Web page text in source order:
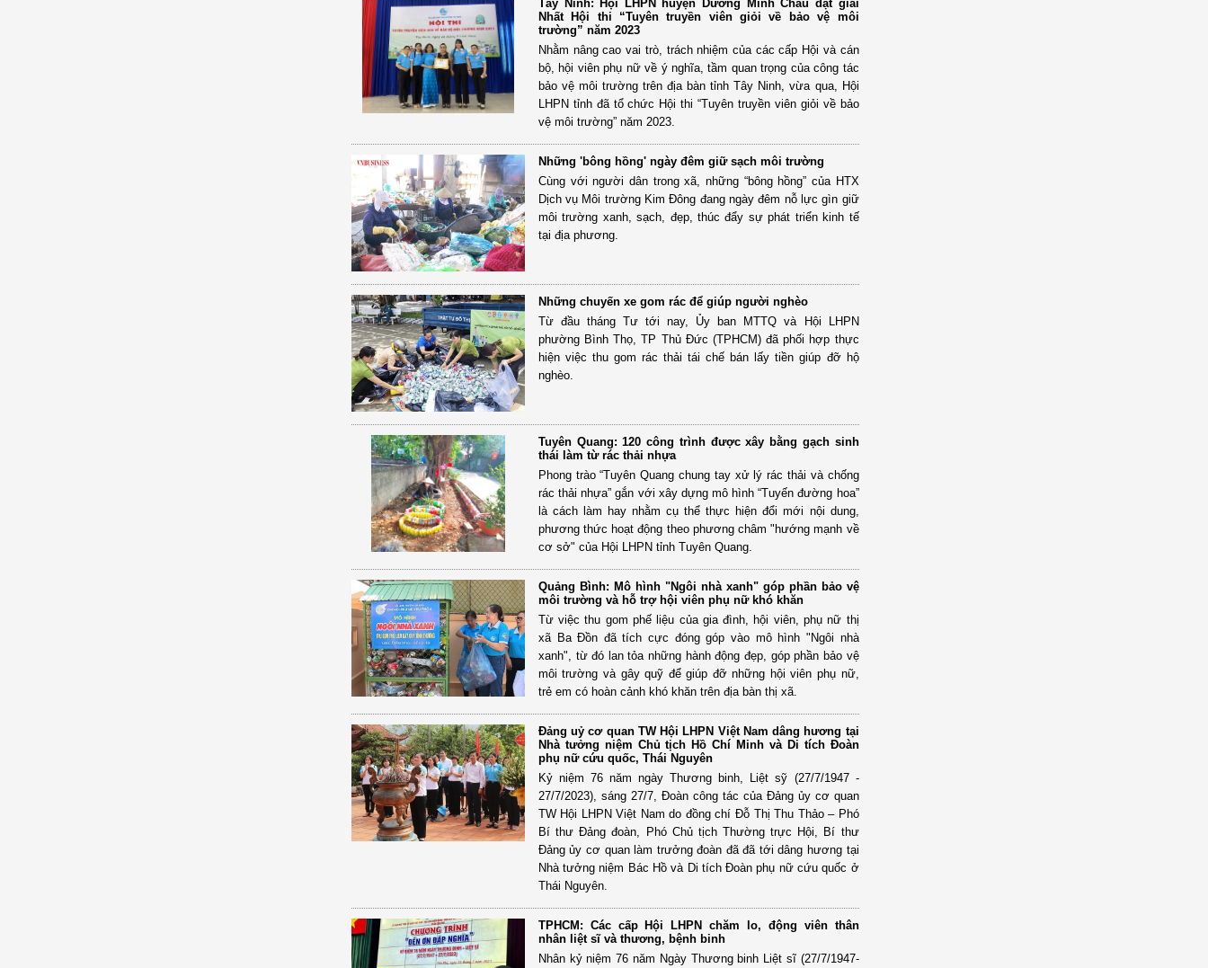
Tây Ninh: Hội LHPN huyện Dương Minh Châu đạt giải
Nhất Hội thi “Tuyên truyền viên giỏi về bảo vệ môi
trường” năm 2023
Nhằm nâng cao vai trò, trách nhiệm của các cấp Hội và cán
bộ, hội viên phụ nữ về ý nghĩa, tầm quan trọng của công tác
bảo vệ môi trường trên địa bàn tỉnh Tây Ninh, vừa qua, Hội
LHPN tỉnh đã tổ chức Hội thi “Tuyên truyền viên giỏi về bảo
vệ môi trường” năm 2023.
Những 'bông hồng' ngày đêm giữ sạch môi trường
Cùng với người dân trong xã, những “bông hồng” của HTX
Dịch vụ Môi trường Kim Đông đang ngày đêm nỗ lực gìn giữ
môi trường xanh, sạch, đẹp, thúc đẩy sự phát triển kinh tế
tại địa phương.
Những chuyến xe gom rác để giúp người nghèo
Từ đầu tháng Tư tới nay, Ủy ban MTTQ và Hội LHPN
phường Bình Thọ, TP Thủ Đức (TPHCM) đã phối hợp thực
hiện việc thu gom rác thải tái chế bán lấy tiền giúp đỡ hộ
nghèo.
Tuyên Quang: 120 công trình được xây bằng gạch sinh
thái làm từ rác thải nhựa
Phong trào “Tuyên Quang chung tay xử lý rác thải và chống
rác thải nhựa” gắn với xây dựng mô hình “Tuyến đường hoa”
là cách làm hay nhằm cụ thể thực hiện đổi mới nội dung,
phương thức hoạt động theo phương châm "hướng mạnh về
cơ sở" của Hội LHPN tỉnh Tuyên Quang.
Quảng Bình: Mô hình "Ngôi nhà xanh" góp phần bảo vệ
môi trường và hỗ trợ hội viên phụ nữ khó khăn
Từ việc thu gom phế liệu của gia đình, hội viên, phụ nữ thị
xã Ba Đồn đã tích cực đóng góp vào mô hình "Ngôi nhà
xanh", từ đó lan tỏa những hành động đẹp, góp phần bảo vệ
môi trường và gây quỹ để giúp đỡ những hội viên phụ nữ,
trẻ em có hoàn cảnh khó khăn trên địa bàn thị xã.
Đảng uỷ cơ quan TW Hội LHPN Việt Nam dâng hương tại
Nhà tưởng niệm Chủ tịch Hồ Chí Minh và Di tích Đoàn
phụ nữ cứu quốc, Thái Nguyên
Kỷ niệm 76 năm ngày Thương binh, Liệt sỹ (27/7/1947 -
27/7/2023), sáng 27/7, Đoàn công tác của Đảng ủy cơ quan
TW Hội LHPN Việt Nam do đồng chí Đỗ Thị Thu Thảo – Phó
Bí thư Đảng đoàn, Phó Chủ tịch Thường trực Hội, Bí thư
Đảng ủy cơ quan làm trưởng đoàn đã đã tới dâng hương tại
Nhà tưởng niệm Bác Hồ và Di tích Đoàn phụ nữ cứu quốc ở
Thái Nguyên.
TPHCM: Các cấp Hội LHPN chăm lo, động viên thân
nhân liệt sĩ và thương, bệnh binh
Nhân kỷ niệm 76 năm Ngày Thương binh Liệt sĩ (27/7/1947-